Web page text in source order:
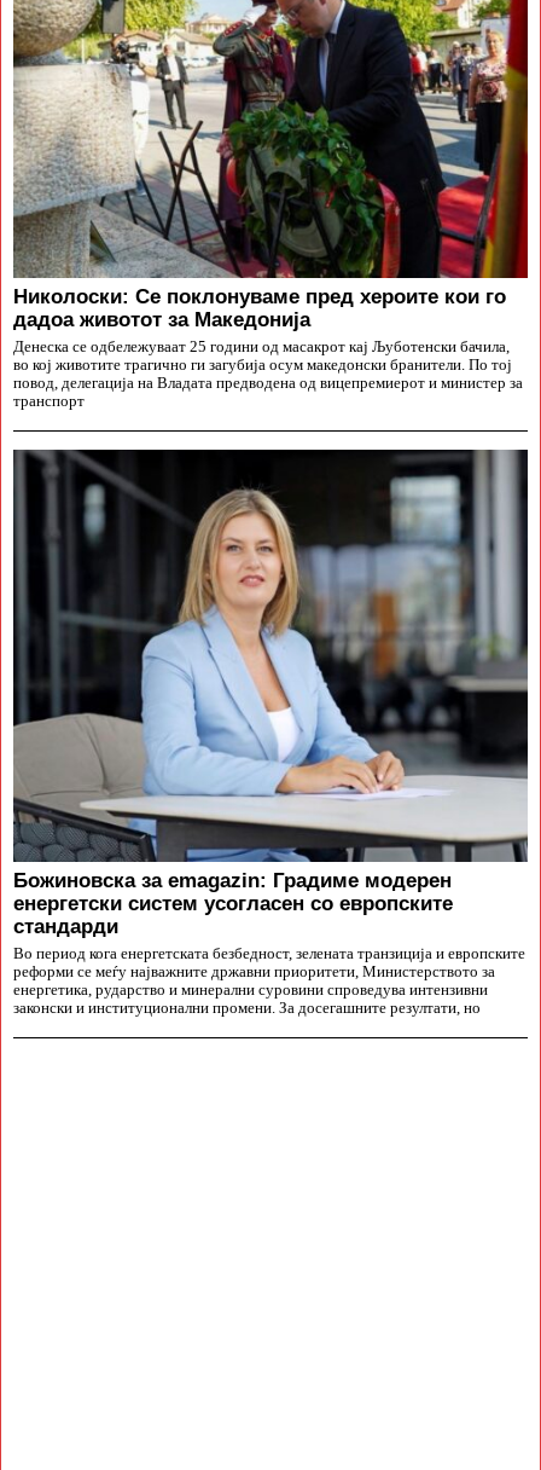
Николоски: Се поклонуваме пред хероите кои го
дадоа животот за Македонија
Денеска се одбележуваат 25 години од масакрот кај Љуботенски бачила,
во кој животите трагично ги загубија осум македонски бранители. По тој
повод, делегација на Владата предводена од вицепремиерот и министер за
транспорт
Божиновска за emagazin: Градиме модерен
енергетски систем усогласен со европските
стандарди
Во период кога енергетската безбедност, зелената транзиција и европските
реформи се меѓу најважните државни приоритети, Министерството за
енергетика, рударство и минерални суровини спроведува интензивни
законски и институционални промени. За досегашните резултати, но